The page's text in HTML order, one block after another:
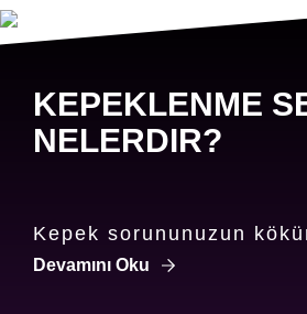
KEPEKLENME
NELERDIR?
Kepek sorununuzun
Discover more about
Devamını Oku